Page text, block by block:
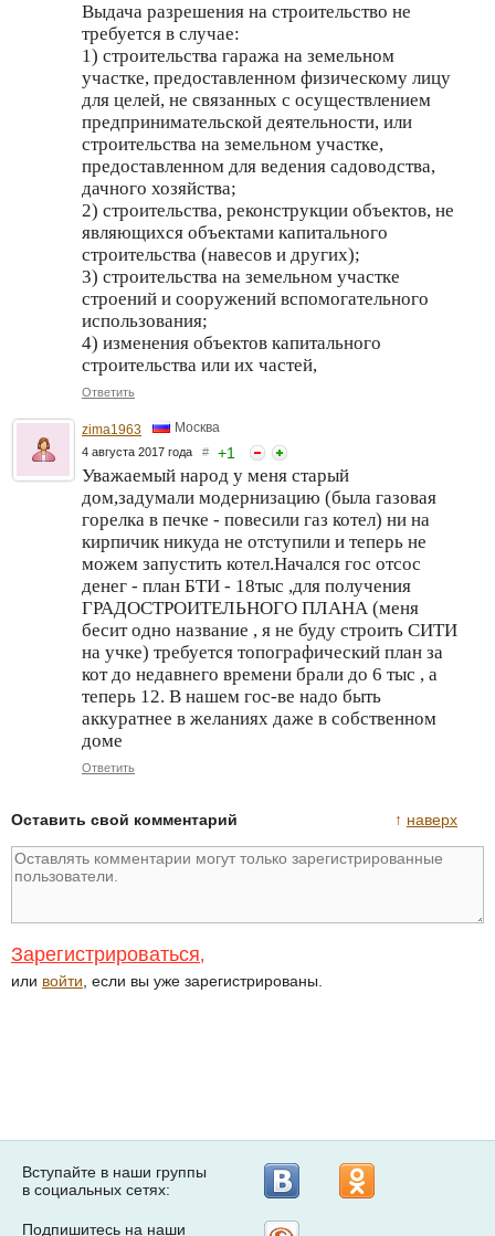
Выдача разрешения на строительство не
требуется в случае:
1) строительства гаража на земельном
участке, предоставленном физическому лицу
для целей, не связанных с осуществлением
предпринимательской деятельности, или
строительства на земельном участке,
предоставленном для ведения садоводства,
дачного хозяйства;
2) строительства, реконструкции объектов, не
являющихся объектами капитального
строительства (навесов и других);
3) строительства на земельном участке
строений и сооружений вспомогательного
использования;
4) изменения объектов капитального
строительства или их частей,
Ответить
zima1963 Москва
4 августа 2017 года # +1
Уважаемый народ у меня старый
дом,задумали модернизацию (была газовая
горелка в печке - повесили газ котел) ни на
кирпичик никуда не отступили и теперь не
можем запустить котел.Начался гос отсос
денег - план БТИ - 18тыс ,для получения
ГРАДОСТРОИТЕЛЬНОГО ПЛАНА (меня
бесит одно название , я не буду строить СИТИ
на учке) требуется топографический план за
кот до недавнего времени брали до 6 тыс , а
теперь 12. В нашем гос-ве надо быть
аккуратнее в желаниях даже в собственном
доме
Ответить
↑ наверх
Оставить свой комментарий
Зарегистрироваться,
или войти , если вы уже зарегистрированы.
Вступайте в наши группы
в социальных сетях:
Подпишитесь на наши